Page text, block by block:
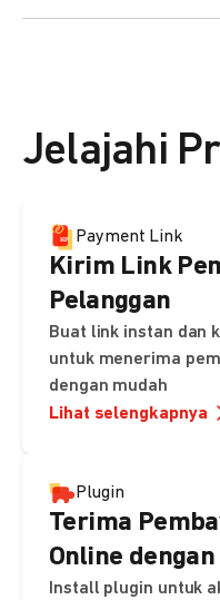
Jelajahi
Payment Link
Kirim Link
Pelanggan
Buat link instan dan
untuk menerima
dengan mudah
Lihat selengkapnya
Plugin
Terima
Online
Install plugin untuk